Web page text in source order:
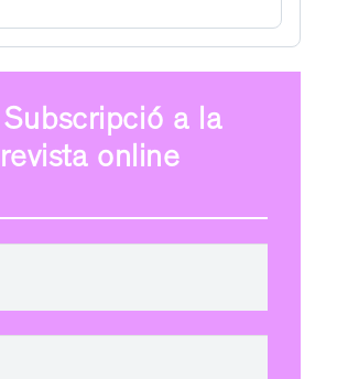
Subscripció a la
revista online